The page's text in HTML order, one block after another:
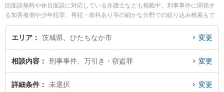
回面談無料や休日面談に対応している弁護士なども掲載中。刑事事件に関係す
る加害者側や少年犯罪、再犯・前科あり等の細かな分野での絞り込み検索もで
き便利です。特に弁護士法人片岡総合法律事務所の片岡 優弁護士のプロフィー
ル情報や弁護士費用、強みなどが注目されています。『ひたちなか市で土日や
夜間に発生した万引き・窃盗罪のトラブルを今すぐに弁護士に相談したい』
『初回相談無料で万引き・窃盗罪を法律相談できるひたちなか市内の弁護士に
相談予約したい』などでお困りの相談者さんにおすすめです。
エリア 茨城県、ひたちなか市 変更
相談内容 刑事事件、万引き・窃盗罪 変更
詳細条件 未選択 変更